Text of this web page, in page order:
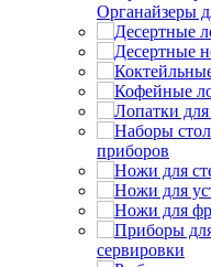
Органайзеры
приборов
сервировки